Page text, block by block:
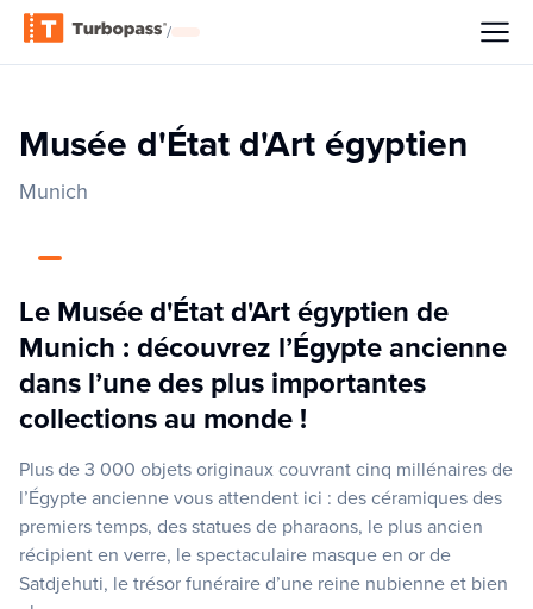
/
Musée d'État d'Art égyptien
Munich
Le Musée d'État d'Art égyptien de
Munich : découvrez l’Égypte ancienne
dans l’une des plus importantes
collections au monde !
Plus de 3 000 objets originaux couvrant cinq millénaires de
l’Égypte ancienne vous attendent ici : des céramiques des
premiers temps, des statues de pharaons, le plus ancien
récipient en verre, le spectaculaire masque en or de
Satdjehuti, le trésor funéraire d’une reine nubienne et bien